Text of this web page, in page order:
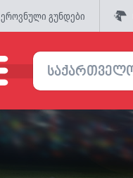
ეროვნული გუნდები